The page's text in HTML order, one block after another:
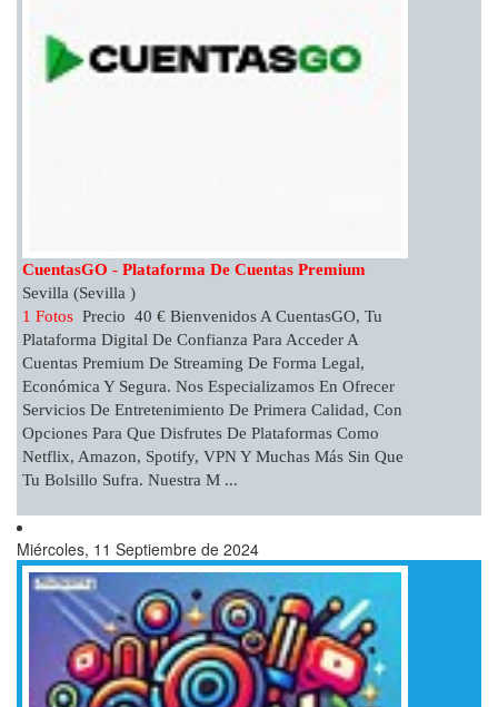
CuentasGO - Plataforma De Cuentas Premium
Sevilla (Sevilla )
1 Fotos Precio 40 € Bienvenidos A CuentasGO, Tu
Plataforma Digital De Confianza Para Acceder A
Cuentas Premium De Streaming De Forma Legal,
Económica Y Segura. Nos Especializamos En Ofrecer
Servicios De Entretenimiento De Primera Calidad, Con
Opciones Para Que Disfrutes De Plataformas Como
Netflix, Amazon, Spotify, VPN Y Muchas Más Sin Que
Tu Bolsillo Sufra. Nuestra M ...
Miércoles, 11 Septiembre de 2024